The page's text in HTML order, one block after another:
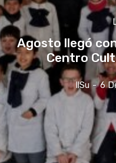
Agosto llegó
Centro
IlSu - 6